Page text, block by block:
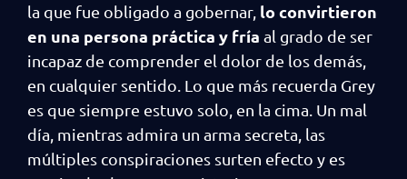
la que fue obligado a gobernar, lo convirtieron
en una persona práctica y fría al grado de ser
incapaz de comprender el dolor de los demás,
en cualquier sentido. Lo que más recuerda Grey
es que siempre estuvo solo, en la cima. Un mal
día, mientras admira un arma secreta, las
múltiples conspiraciones surten efecto y es